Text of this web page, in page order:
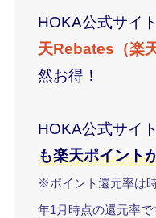
HOKA公式サイ
天Rebates（楽
然お得！
HOKA公式サイ
も楽天ポイント
※ポイント還元率は
年1月時点の還元率で